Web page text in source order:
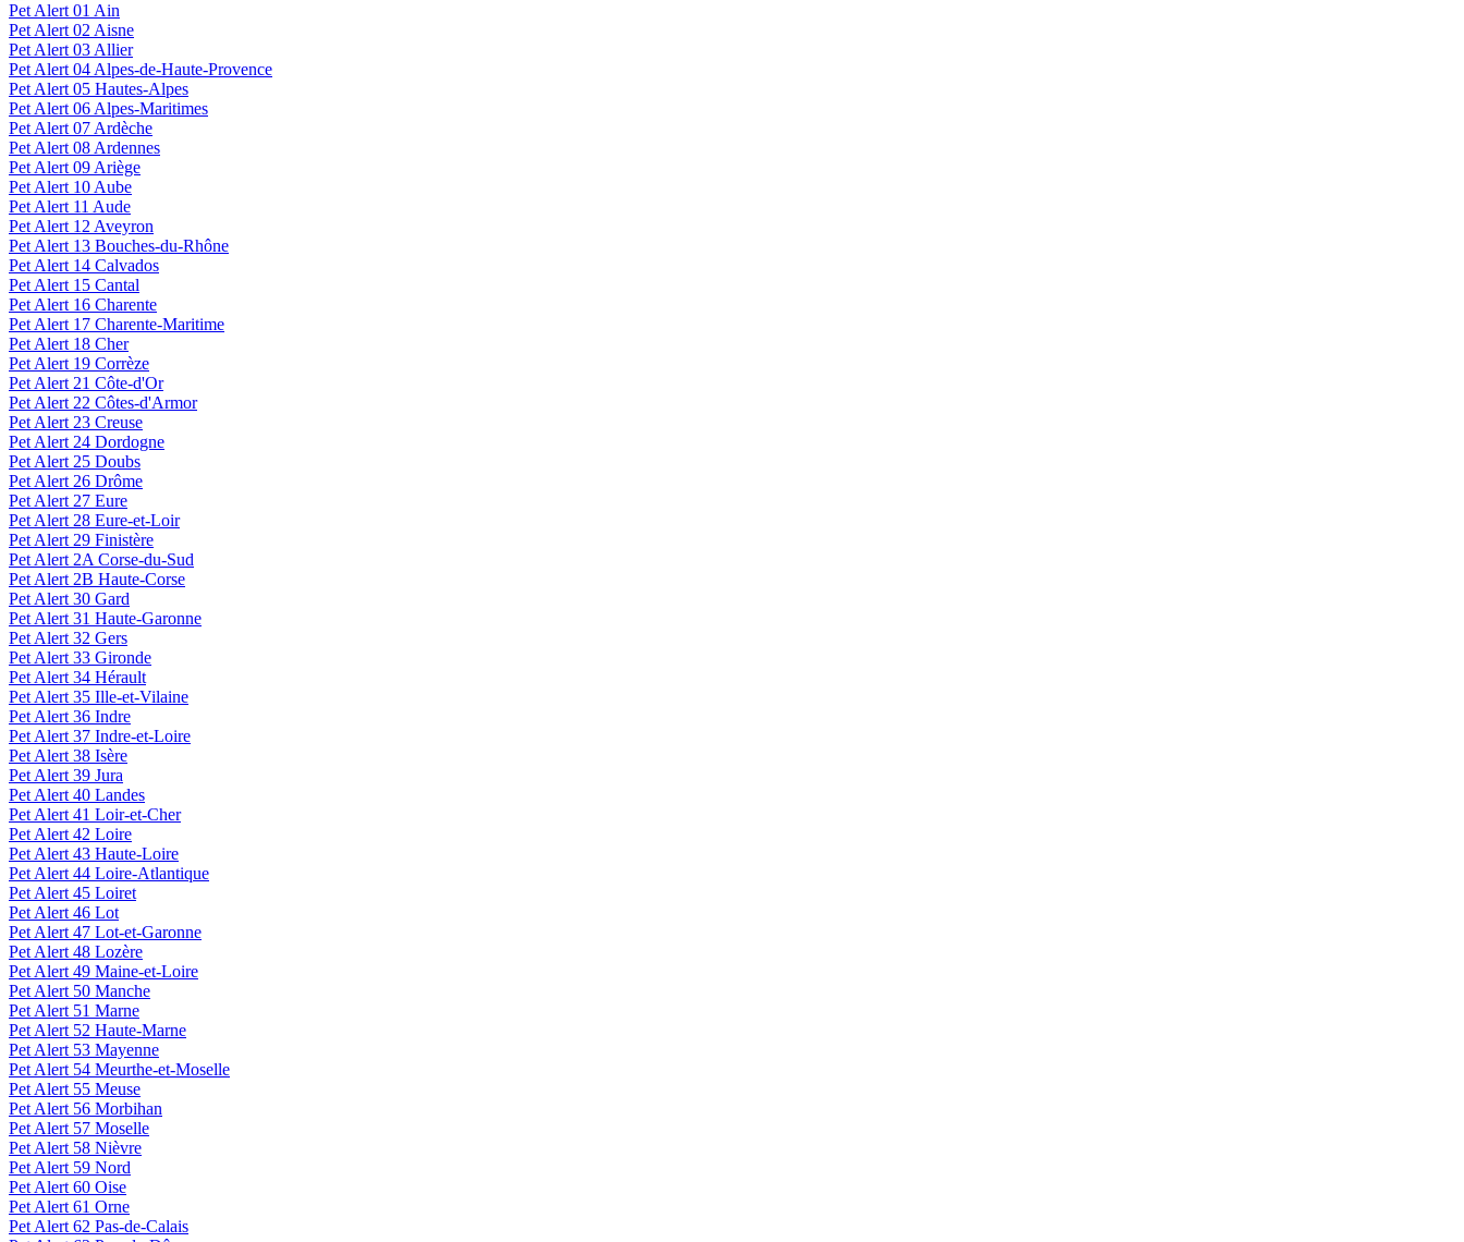
Pet Alert 01 Ain
Pet Alert 02 Aisne
Pet Alert 03 Allier
Pet Alert 04 Alpes-de-Haute-Provence
Pet Alert 05 Hautes-Alpes
Pet Alert 06 Alpes-Maritimes
Pet Alert 07 Ardèche
Pet Alert 08 Ardennes
Pet Alert 09 Ariège
Pet Alert 10 Aube
Pet Alert 11 Aude
Pet Alert 12 Aveyron
Pet Alert 13 Bouches-du-Rhône
Pet Alert 14 Calvados
Pet Alert 15 Cantal
Pet Alert 16 Charente
Pet Alert 17 Charente-Maritime
Pet Alert 18 Cher
Pet Alert 19 Corrèze
Pet Alert 21 Côte-d'Or
Pet Alert 22 Côtes-d'Armor
Pet Alert 23 Creuse
Pet Alert 24 Dordogne
Pet Alert 25 Doubs
Pet Alert 26 Drôme
Pet Alert 27 Eure
Pet Alert 28 Eure-et-Loir
Pet Alert 29 Finistère
Pet Alert 2A Corse-du-Sud
Pet Alert 2B Haute-Corse
Pet Alert 30 Gard
Pet Alert 31 Haute-Garonne
Pet Alert 32 Gers
Pet Alert 33 Gironde
Pet Alert 34 Hérault
Pet Alert 35 Ille-et-Vilaine
Pet Alert 36 Indre
Pet Alert 37 Indre-et-Loire
Pet Alert 38 Isère
Pet Alert 39 Jura
Pet Alert 40 Landes
Pet Alert 41 Loir-et-Cher
Pet Alert 42 Loire
Pet Alert 43 Haute-Loire
Pet Alert 44 Loire-Atlantique
Pet Alert 45 Loiret
Pet Alert 46 Lot
Pet Alert 47 Lot-et-Garonne
Pet Alert 48 Lozère
Pet Alert 49 Maine-et-Loire
Pet Alert 50 Manche
Pet Alert 51 Marne
Pet Alert 52 Haute-Marne
Pet Alert 53 Mayenne
Pet Alert 54 Meurthe-et-Moselle
Pet Alert 55 Meuse
Pet Alert 56 Morbihan
Pet Alert 57 Moselle
Pet Alert 58 Nièvre
Pet Alert 59 Nord
Pet Alert 60 Oise
Pet Alert 61 Orne
Pet Alert 62 Pas-de-Calais